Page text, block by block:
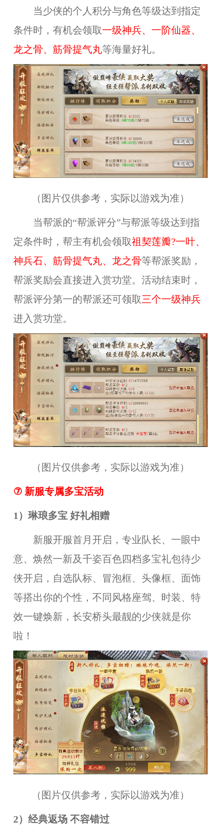
当少侠的个人积分与角色等级达到指定
条件时，有机会领取一级神兵、一阶仙器、
龙之骨、筋骨提气丸等海量好礼。
（图片仅供参考，实际以游戏为准）
当帮派的“帮派评分”与帮派等级达到指
定条件时，帮主有机会领取祖契莲瓣?一叶、
神兵石、筋骨提气丸、龙之骨等帮派奖励，
帮派奖励会直接进入赏功堂。活动结束时，
帮派评分第一的帮派还可领取三个一级神兵
进入赏功堂。
（图片仅供参考，实际以游戏为准）
⑦ 新服专属多宝活动
1）琳琅多宝 好礼相赠
新服开服首月开启，专业队长、一眼中
意、焕然一新及千姿百色四档多宝礼包待少
侠开启，自选队标、冒泡框、头像框、面饰
等搭出你的个性，不同风格座驾、时装、特
效一键焕新，长安桥头最靓的少侠就是你
啦！
（图片仅供参考，实际以游戏为准）
2）经典返场 不容错过